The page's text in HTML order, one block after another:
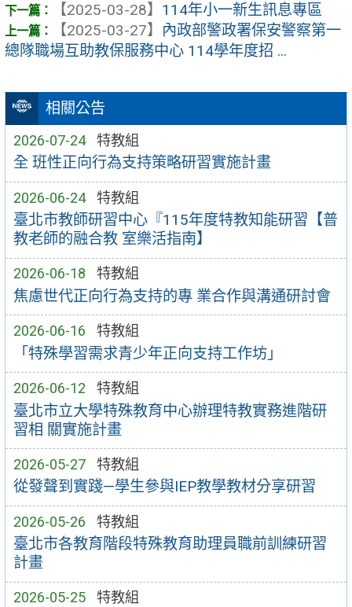
相關公告
2026-07-24 特教組
全 班性正向行為支持策略研習實施計畫
2026-06-24 特教組
臺北市教師研習中心『115年度特教知能研習【普
教老師的融合教 室樂活指南】
2026-06-18 特教組
焦慮世代正向行為支持的專 業合作與溝通研討會
2026-06-16 特教組
「特殊學習需求青少年正向支持工作坊」
2026-06-12 特教組
臺北市立大學特殊教育中心辦理特教實務進階研
習相 關實施計畫
2026-05-27 特教組
從發聲到實踐—學生參與IEP教學教材分享研習
2026-05-26 特教組
臺北市各教育階段特殊教育助理員職前訓練研習
計畫
2026-05-25 特教組
【2025-03-28】 114年小一新生訊息專區
【2025-03-27】 內政部警政署保安警察第一
總隊職場互助教保服務中心 114學年度招 ...